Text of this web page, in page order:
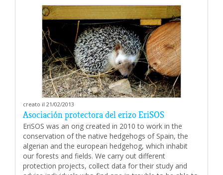
creato il 21/02/2013
Asociación protectora del erizo EriSOS
EriSOS was an ong created in 2010 to work in the
conservation of the native hedgehogs of Spain, the
algerian and the european hedgehog, which inhabit
our forests and fields. We carry out different
protection projects, collect data for their study and